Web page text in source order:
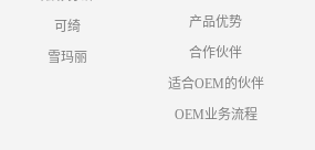
可绮
雪玛丽
产品优势
合作伙伴
适合OEM的伙伴
OEM业务流程